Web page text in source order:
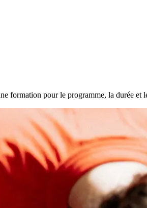
formation pour le programme, la durée et